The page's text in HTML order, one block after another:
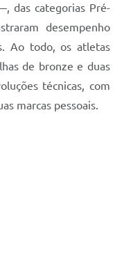
das categorias Pré-
desempenho
Ao todo, os atletas
de bronze e duas
técnicas, com
marcas pessoais.